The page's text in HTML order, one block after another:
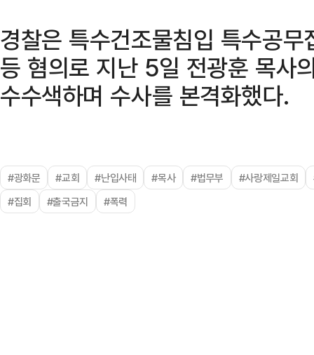
경찰은 특수건조물침입 특수공
등 혐의로 지난 5일 전광훈 목사
수수색하며 수사를 본격화했다.
#광화문 #교회 #난입사태 #목사 #법무부 #사랑제일교회
#집회
#출국금지 #폭력